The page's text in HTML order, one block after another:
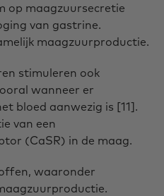
op maagzuursecretie
van gastrine.
maagzuurproductie.
stimuleren ook
wanneer er
bloed aanwezig is [11].
van een
(CaSR) in de maag.
waaronder